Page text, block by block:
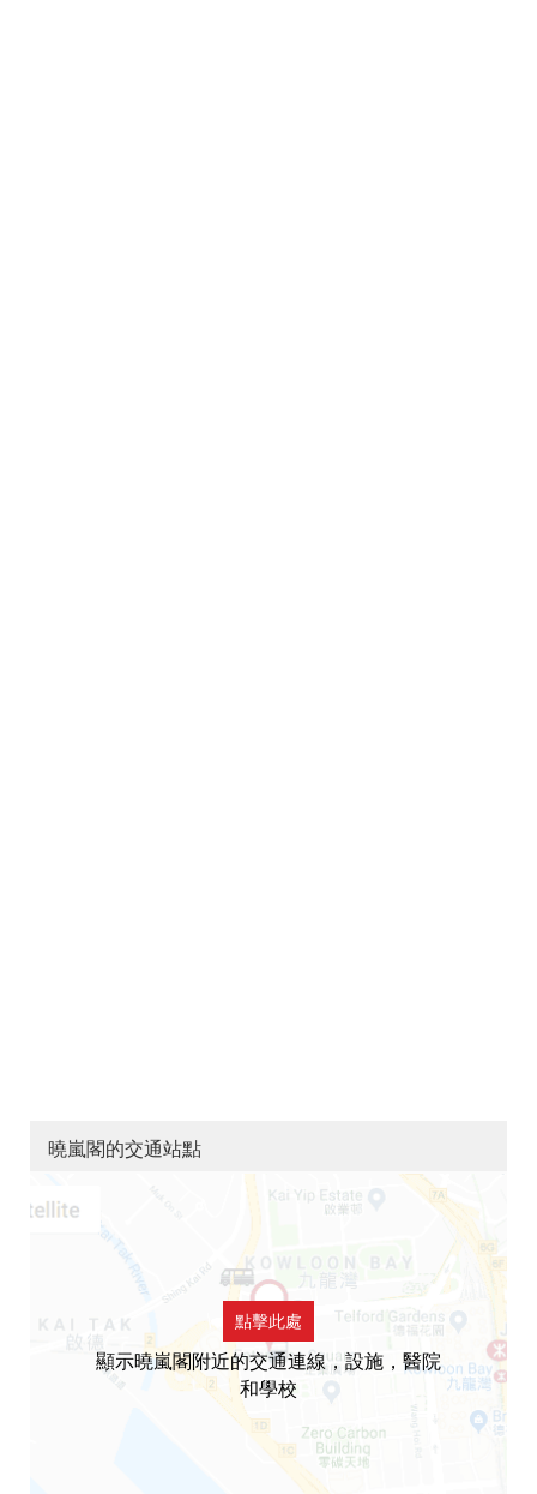
曉嵐閣的交通站點
點擊此處
顯示曉嵐閣附近的交通連線，設施，醫院
和學校